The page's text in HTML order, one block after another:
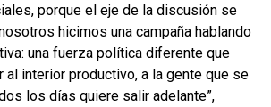
porque el eje de la discusión se
hicimos una campaña hablando
una fuerza política diferente que
al interior productivo, a la gente que se
los días quiere salir adelante”,